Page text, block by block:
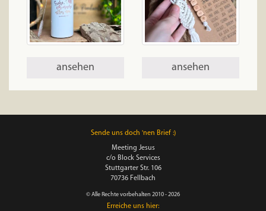
ansehen ansehen
Sende uns doch 'nen Brief :)
Meeting Jesus
c/o Block Services
Stuttgarter Str. 106
70736 Fellbach
© Alle Rechte vorbehalten 2010 - 2026
Erreiche uns hier: